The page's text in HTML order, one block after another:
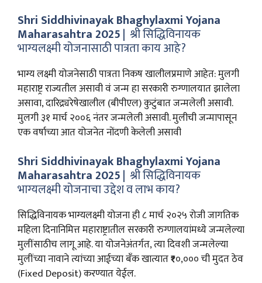
Shri Siddhivinayak Bhaghylaxmi Yojana
Maharasahtra 2025| श्री सिद्धिविनायक
भाग्यलक्ष्मी योजनासाठी पात्रता काय आहे?
भाग्य लक्ष्मी योजनेसाठी पात्रता निकष खालीलप्रमाणे आहेत: मुलगी
महाराष्ट्र राज्यतील असावी वं जन्म हा सरकारी रुग्णालयात झालेला
असावा, दारिद्र्यरेषेखालील (बीपीएल) कुटुंबात जन्मलेली असावी.
मुलगी ३१ मार्च २००६ नंतर जन्मलेली असावी. मुलीची जन्मापासून
एक वर्षाच्या आत योजनेत नोंदणी केलेली असावी
Shri Siddhivinayak Bhaghylaxmi Yojana
Maharasahtra 2025| श्री सिद्धिविनायक
भाग्यलक्ष्मी योजनाचा उद्देश व लाभ काय?
सिद्धिविनायक भाग्यलक्ष्मी योजना ही ८ मार्च २०२५ रोजी जागतिक
महिला दिनानिमित्त महाराष्ट्रातील सरकारी रुग्णालयांमध्ये जन्मलेल्या
मुलींसाठीच लागू आहे. या योजनेअंतर्गत, त्या दिवशी जन्मलेल्या
मुलींच्या नावाने त्यांच्या आईच्या बँक खात्यात ₹१०,००० ची मुदत ठेव
(Fixed Deposit) करण्यात येईल.